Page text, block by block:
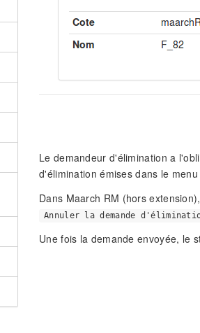
Le demandeur d'élimination a
d'élimination émises dans le menu
Dans Maarch RM (hors
Annuler la demande
Une fois la demande envoyée, le